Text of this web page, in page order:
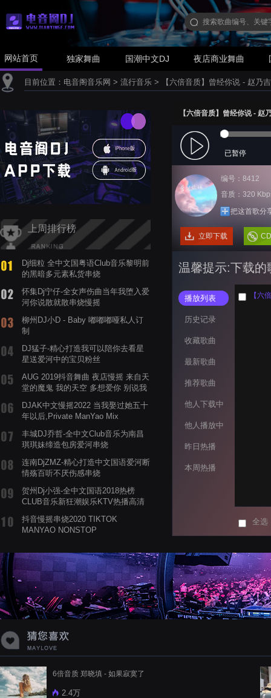
网站首页 独家舞曲 国潮中文DJ 夜店商业舞曲
目前位置： 电音阁音乐网 > 流行音乐 > 【六倍音质】曾经你说 - 赵乃吉
上周排行榜
Dj细粒 全中文国粤语Club音乐黎明前
的黑暗多元素私货串烧
怀集Dj宁仔-全女声伤曲当年我堕入爱
河你说散就散串烧慢摇
柳州DJ小D - Baby 嘟嘟嘟哑私人订
制
DJ猛子-精心打造我可以陪你去看星
星送爱河中的宝贝粉丝
AUG 2019抖音舞曲 夜店慢摇 来自天
堂的魔鬼 我的天空 多想爱你 别说我
DJAK中文慢摇2022 当我娶过她五十
年以后,Private ManYao Mix
丰城DJ乔哲-全中文Club音乐为南昌
琪琪妹缔造包房爱河串烧
连南DjZMZ-精心打造中文国语爱河断
情殇百听不厌伤感串烧
贺州Dj小强-全中文国语2018热榜
CLUB音乐新狂潮娱乐KTV热播高清
抖音慢摇串烧2020 TIKTOK
MANYAO NONSTOP
蝉爸爸妈妈爱存在夏天的风是想你的
声音啊
【六倍音质】曾经你说 - 赵
已暂停
编号：8412
音质：320
把这首歌分
立即下载
温馨提示:下载的
播放列表
历史记录
收藏歌曲
最新歌曲
推荐歌曲
他人下载中
他人播放中
昨日热播
本周热播
【六
全选
6倍音质 郑晓填 - 如果寂寞了
2.4万